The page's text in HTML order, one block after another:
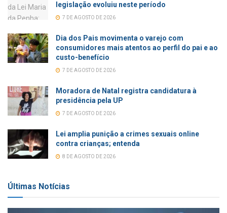
legislação evoluiu neste período
7 DE AGOSTO DE 2026
Dia dos Pais movimenta o varejo com
consumidores mais atentos ao perfil do pai e ao
custo-benefício
7 DE AGOSTO DE 2026
Moradora de Natal registra candidatura à
presidência pela UP
7 DE AGOSTO DE 2026
Lei amplia punição a crimes sexuais online
contra crianças; entenda
8 DE AGOSTO DE 2026
Últimas Notícias